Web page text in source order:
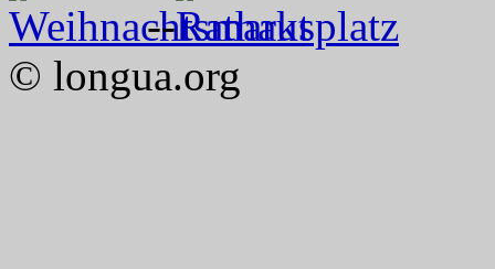
--
© longua.org